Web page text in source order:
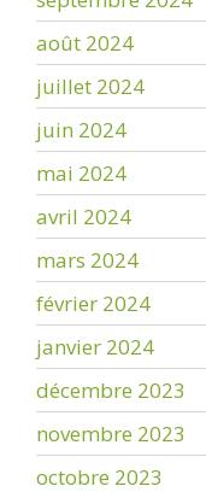
août 2024
juillet 2024
juin 2024
mai 2024
avril 2024
mars 2024
février 2024
janvier 2024
décembre 2023
novembre 2023
octobre 2023